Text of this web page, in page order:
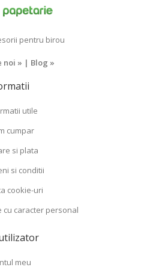
pentru birou
noi » | Blog »
utile
cumpar
si plata
si conditii
cookie-uri
cu caracter personal
meu